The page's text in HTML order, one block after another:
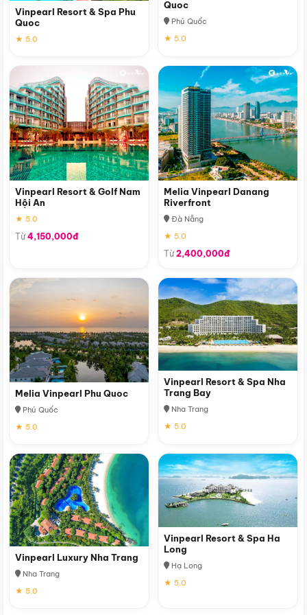
Vinpearl Resort & Spa Phu
Quoc
★ 5.0
Quoc
Phú Quốc
★ 5.0
Vinpearl Resort & Golf Nam
Hội An
★ 5.0
Từ4,150,000đ
Melia Vinpearl Danang
Riverfront
Đà Nẵng
★ 5.0
Từ2,400,000đ
Melia Vinpearl Phu Quoc
Phú Quốc
★ 5.0
Vinpearl Resort & Spa Nha
Trang Bay
Nha Trang
★ 5.0
Vinpearl Luxury Nha Trang
Nha Trang
★ 5.0
Vinpearl Resort & Spa Ha
Long
Hạ Long
★ 5.0